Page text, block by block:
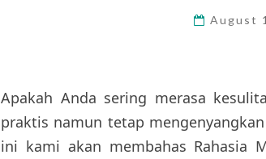
August
Apakah Anda sering merasa
praktis namun tetap
ini kami akan membahas Rahasia